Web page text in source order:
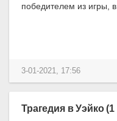
победителем из игры,
3-01-2021, 17:56
Трагедия в Уэйко